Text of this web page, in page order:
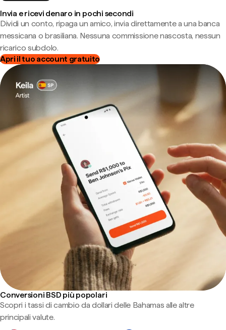
Invia e ricevi denaro in pochi secondi
Dividi un conto, ripaga un amico, invia direttamente a una banca
messicana o brasiliana. Nessuna commissione nascosta, nessun
ricarico subdolo.
Apri il tuo account gratuito
Conversioni BSD più popolari
Scopri i tassi di cambio da dollari delle Bahamas alle altre
principali valute.